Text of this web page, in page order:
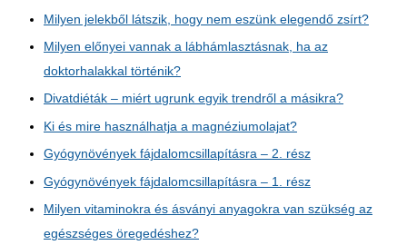
Milyen jelekből látszik, hogy nem eszünk elegendő zsírt?
Milyen előnyei vannak a lábhámlasztásnak, ha az
doktorhalakkal történik?
Divatdiéták – miért ugrunk egyik trendről a másikra?
Ki és mire használhatja a magnéziumolajat?
Gyógynövények fájdalomcsillapításra – 2. rész
Gyógynövények fájdalomcsillapításra – 1. rész
Milyen vitaminokra és ásványi anyagokra van szükség az
egészséges öregedéshez?